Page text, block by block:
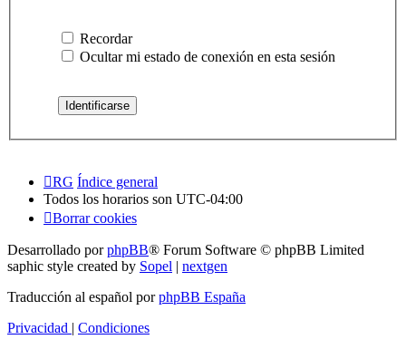
Recordar
Ocultar mi estado de conexión en esta sesión
RG Índice general
Todos los horarios son UTC-04:00
Borrar cookies
Desarrollado porphpBB® Forum Software © phpBB Limited
saphic style created by Sopel | nextgen
Traducción al español porphpBB España
Privacidad | Condiciones